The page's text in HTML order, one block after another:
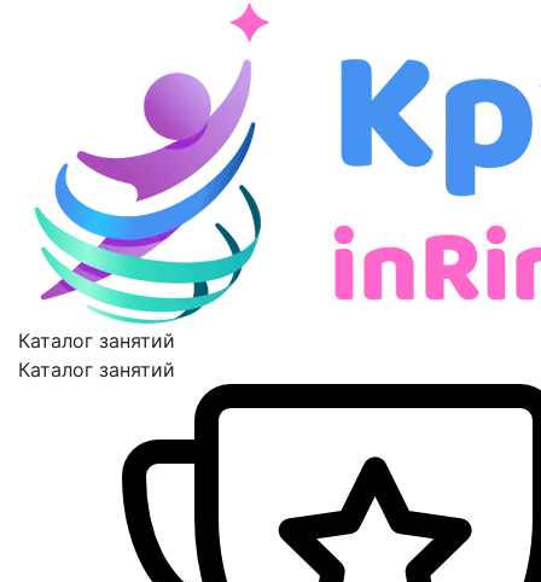
Каталог занятий
Каталог занятий